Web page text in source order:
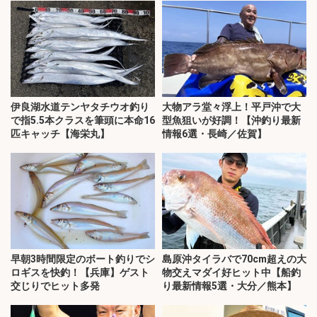
伊良湖水道テンヤタチウオ釣り
で指5.5本クラスを筆頭に本命16
匹キャッチ【海栄丸】
大物アラ堂々浮上！平戸沖で大
型魚狙いが好調！【沖釣り最新
情報6選・長崎／佐賀】
早朝3時間限定のボート釣りでシ
ロギスを快釣！【兵庫】ゲスト
交じりでヒット多発
島原沖タイラバで70cm超えの大
物交えマダイ好ヒット中【船釣
り最新情報5選・大分／熊本】